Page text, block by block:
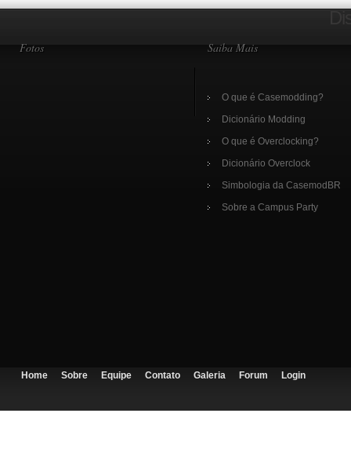
Fotos Saiba Mais
O que é Casemodding?
Dicionário Modding
O que é Overclocking?
Dicionário Overclock
Simbologia da CasemodBR
Sobre a Campus Party
Home Sobre Equipe Contato Galeria Forum Login